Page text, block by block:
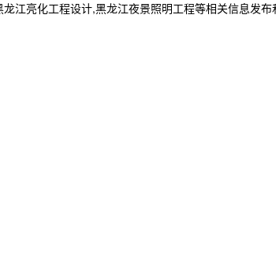
龙江亮化工程设计,黑龙江夜景照明工程等相关信息发布